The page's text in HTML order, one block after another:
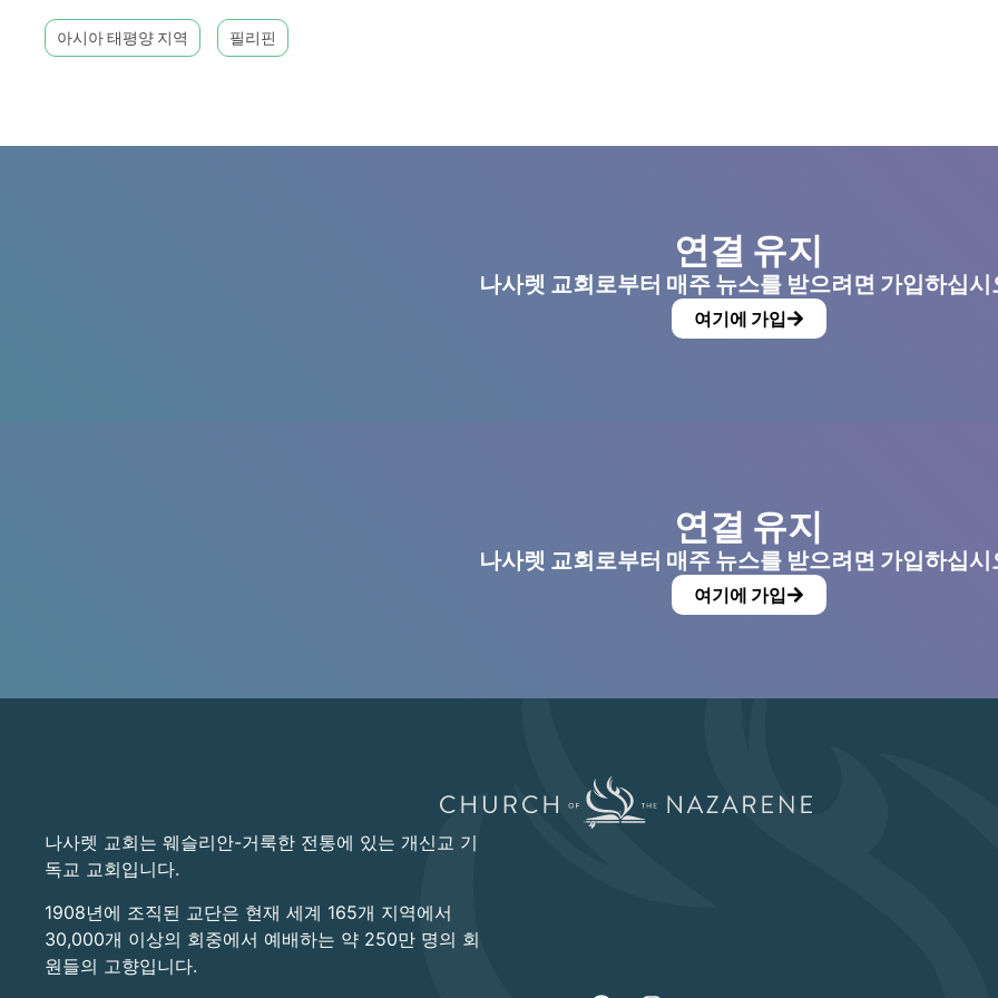
아시아 태평양 지역 필리핀
연결 유지
나사렛 교회로부터 매주 뉴스를 받으려면 가입하십시
여기에 가입
연결 유지
나사렛 교회로부터 매주 뉴스를 받으려면 가입하십시
여기에 가입
나사렛 교회는 웨슬리안-거룩한 전통에 있는 개신교 기
독교 교회입니다.
1908년에 조직된 교단은 현재 세계 165개 지역에서
30,000개 이상의 회중에서 예배하는 약 250만 명의 회
원들의 고향입니다.